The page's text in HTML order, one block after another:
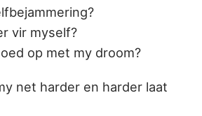
vir myself?
op met my droom?
net harder en harder laat